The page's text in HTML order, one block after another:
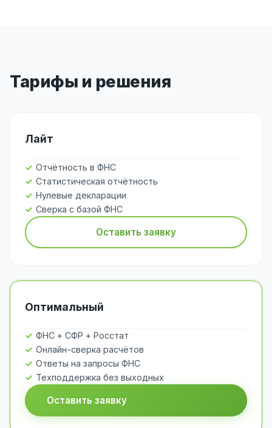
Тарифы и решения
Лайт
Отчётность в ФНС
Статистическая отчётность
Нулевые декларации
Сверка с базой ФНС
Оставить заявку
Оптимальный
ФНС + СФР + Росстат
Онлайн-сверка расчётов
Ответы на запросы ФНС
Техподдержка без выходных
Оставить заявку